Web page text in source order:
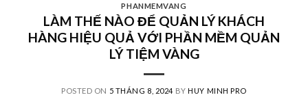
PHANMEMVANG
LÀM THẾ NÀO ĐỂ QUẢN LÝ KHÁCH
HÀNG HIỆU QUẢ VỚI PHẦN MỀM QUẢN
LÝ TIỆM VÀNG
POSTED ON 5 THÁNG 8, 2024 BYHUY MINH PRO